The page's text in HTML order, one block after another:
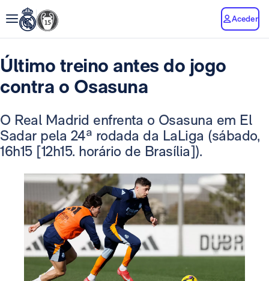
Aceder
Último treino antes do jogo
contra o Osasuna
O Real Madrid enfrenta o Osasuna em El
Sadar pela 24ª rodada da LaLiga (sábado,
16h15 [12h15. horário de Brasília]).